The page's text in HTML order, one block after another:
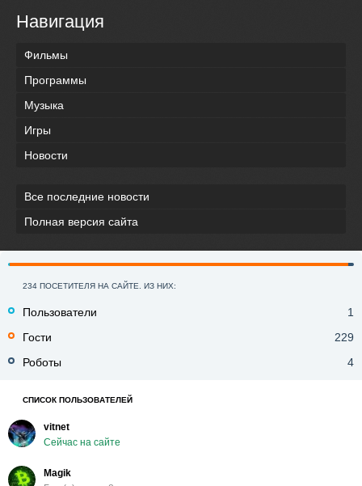
Навигация
Фильмы
Программы
Музыка
Игры
Новости
Все последние новости
Полная версия сайта
234 ПОСЕТИТЕЛЯ НА САЙТЕ. ИЗ НИХ:
Пользователи
1
Гости
229
Роботы
4
СПИСОК ПОЛЬЗОВАТЕЛЕЙ
vitnet
Сейчас на сайте
Magik